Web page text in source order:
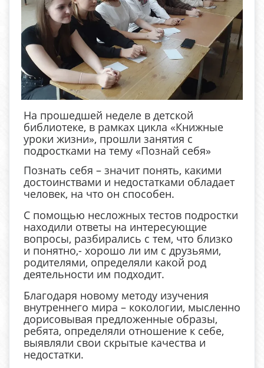
На прошедшей неделе в детской
библиотеке, в рамках цикла «Книжные
уроки жизни», прошли занятия с
подростками на тему «Познай себя»
Познать себя – значит понять, какими
достоинствами и недостатками обладает
человек, на что он способен.
С помощью несложных тестов подростки
находили ответы на интересующие
вопросы, разбирались с тем, что близко
и понятно,- хорошо ли им с друзьями,
родителями, определяли какой род
деятельности им подходит.
Благодаря новому методу изучения
внутреннего мира – кокологии, мысленно
дорисовывая предложенные образы,
ребята, определяли отношение к себе,
выявляли свои скрытые качества и
недостатки.